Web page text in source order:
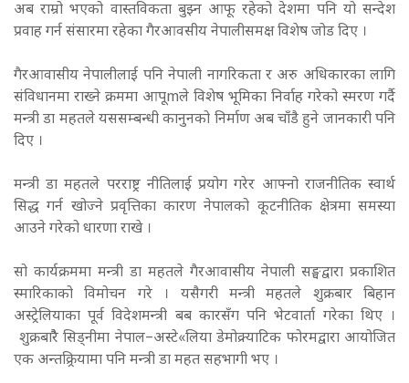
अब राम्रो भएको वास्तविकता बुझ्न आफू रहेको देशमा पनि यो सन्देश
प्रवाह गर्न संसारमा रहेका गैरआवसीय नेपालीसमक्ष विशेष जोड दिए ।
गैरआवासीय नेपालीलाई पनि नेपाली नागरिकता र अरु अधिकारका लागि
संविधानमा राख्ने क्रममा आपूmले विशेष भूमिका निर्वाह गरेको स्मरण गर्दै
मन्त्री डा महतले यससम्बन्धी कानुनको निर्माण अब चाँडै हुने जानकारी पनि
दिए ।
मन्त्री डा महतले परराष्ट्र नीतिलाई प्रयोग गरेर आफ्नो राजनीतिक स्वार्थ
सिद्ध गर्न खोज्ने प्रवृत्तिका कारण नेपालको कूटनीतिक क्षेत्रमा समस्या
आउने गरेको धारणा राखे ।
सो कार्यक्रममा मन्त्री डा महतले गैरआवासीय नेपाली सङ्घद्वारा प्रकाशित
स्मारिकाको विमोचन गरे । यसैगरी मन्त्री महतले शुक्रबार बिहान
अस्ट्रेलियाका पूर्व विदेशमन्त्री बब कारसँग पनि भेटवार्ता गरेका थिए ।
शुक्रबारैै सिड्नीमा नेपाल–अस्टे«लिया डेमोक्र्याटिक फोरमद्वारा आयोजित
एक अन्तक्र्रियामा पनि मन्त्री डा महत सहभागी भए ।